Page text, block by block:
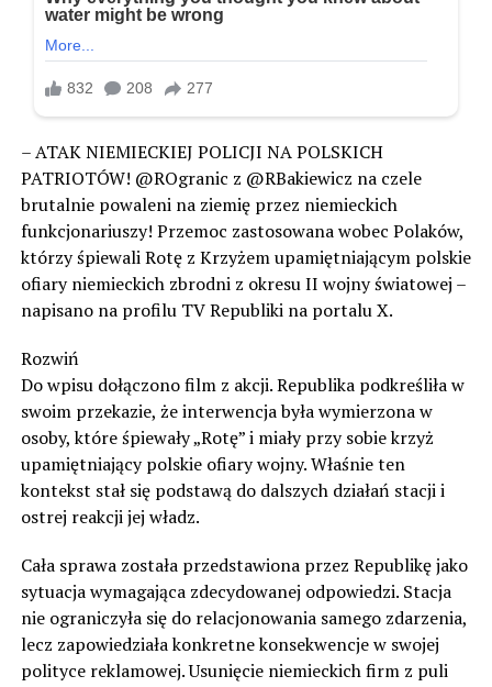
– ATAK NIEMIECKIEJ POLICJI NA POLSKICH
PATRIOTÓW! @ROgranic z @RBakiewicz na czele
brutalnie powaleni na ziemię przez niemieckich
funkcjonariuszy! Przemoc zastosowana wobec Polaków,
którzy śpiewali Rotę z Krzyżem upamiętniającym polskie
ofiary niemieckich zbrodni z okresu II wojny światowej –
napisano na profilu TV Republiki na portalu X.
Rozwiń
Do wpisu dołączono film z akcji. Republika podkreśliła w
swoim przekazie, że interwencja była wymierzona w
osoby, które śpiewały „Rotę” i miały przy sobie krzyż
upamiętniający polskie ofiary wojny. Właśnie ten
kontekst stał się podstawą do dalszych działań stacji i
ostrej reakcji jej władz.
Cała sprawa została przedstawiona przez Republikę jako
sytuacja wymagająca zdecydowanej odpowiedzi. Stacja
nie ograniczyła się do relacjonowania samego zdarzenia,
lecz zapowiedziała konkretne konsekwencje w swojej
polityce reklamowej. Usunięcie niemieckich firm z puli